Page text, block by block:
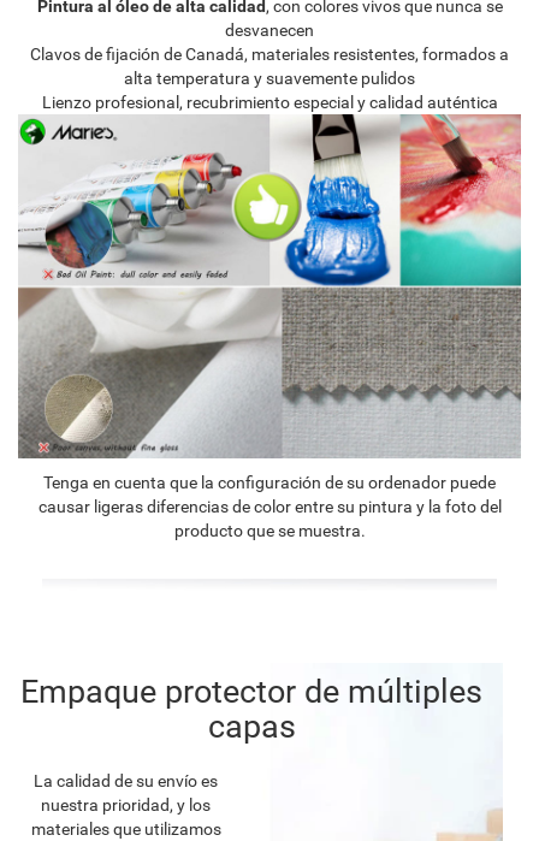
Pintura al óleo de alta calidad, con colores vivos que nunca se
desvanecen
Clavos de fijación de Canadá, materiales resistentes, formados a
alta temperatura y suavemente pulidos
Lienzo profesional, recubrimiento especial y calidad auténtica
Tenga en cuenta que la configuración de su ordenador puede
causar ligeras diferencias de color entre su pintura y la foto del
producto que se muestra.
Empaque protector de múltiples
capas
La calidad de su envío es
nuestra prioridad, y los
materiales que utilizamos